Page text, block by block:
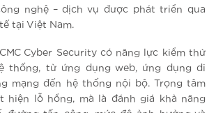
nghệ – dịch vụ được phát triển qua
tại Việt Nam.
Cyber Security có năng lực kiểm thử
thống, từ ứng dụng web, ứng dụng di
mạng đến hệ thống nội bộ. Trọng tâm
hiện lỗ hổng, mà là đánh giá khả năng